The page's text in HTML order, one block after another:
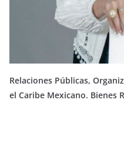
Relaciones Públicas,
el Caribe Mexicano. Bienes